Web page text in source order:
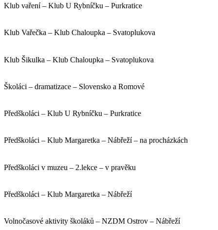
Klub vaření – Klub U Rybníčku – Purkratice
Klub Vařečka – Klub Chaloupka – Svatoplukova
Klub Šikulka – Klub Chaloupka – Svatoplukova
Školáci – dramatizace – Slovensko a Romové
Předškoláci – Klub U Rybníčku – Purkratice
Předškoláci – Klub Margaretka – Nábřeží – na procházkách
Předškoláci v muzeu – 2.lekce – v pravěku
Předškoláci – Klub Margaretka – Nábřeží
Volnočasové aktivity školáků – NZDM Ostrov – Nábřeží